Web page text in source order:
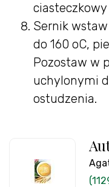
ciasteczkowy
Sernik
do 160 oC,
Pozostaw w
uchylonymi
ostudzenia.